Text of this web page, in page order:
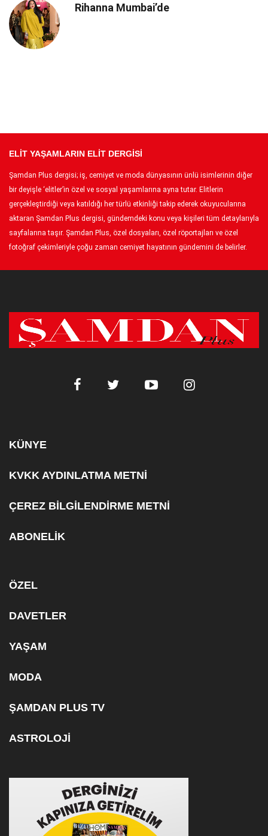
Rihanna Mumbai’de
ELİT YAŞAMLARIN ELİT DERGİSİ
Şamdan Plus dergisi; iş, cemiyet ve moda dünyasının ünlü isimlerinin diğer
bir deyişle ‘elitler’in özel ve sosyal yaşamlarına ayna tutar. Elitlerin
gerçekleştirdiği veya katıldığı her türlü etkinliği takip ederek okuyucularına
aktaran Şamdan Plus dergisi, gündemdeki konu veya kişileri tüm detaylarıyla
sayfalarına taşır. Şamdan Plus, özel dosyaları, özel röportajları ve özel
fotoğraf çekimleriyle çoğu zaman cemiyet hayatının gündemini de belirler.
KÜNYE
KVKK AYDINLATMA METNİ
ÇEREZ BİLGİLENDİRME METNİ
ABONELİK
ÖZEL
DAVETLER
YAŞAM
MODA
ŞAMDAN PLUS TV
ASTROLOJİ